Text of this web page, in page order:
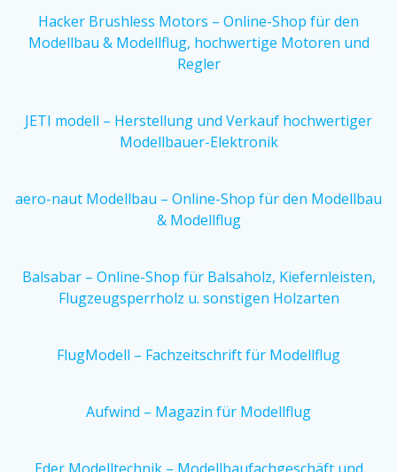
Hacker Brushless Motors – Online-Shop für den
Modellbau & Modellflug, hochwertige Motoren und
Regler
JETI modell – Herstellung und Verkauf hochwertiger
Modellbauer-Elektronik
aero-naut Modellbau – Online-Shop für den Modellbau
& Modellflug
Balsabar – Online-Shop für Balsaholz, Kiefernleisten,
Flugzeugsperrholz u. sonstigen Holzarten
FlugModell – Fachzeitschrift für Modellflug
Aufwind – Magazin für Modellflug